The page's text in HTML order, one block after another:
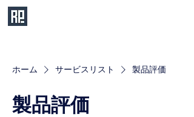
ホーム サービスリスト 製品評価
製品評価